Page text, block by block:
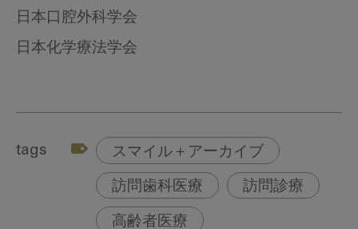
日本口腔外科学会
日本化学療法学会
tags スマイル＋アーカイブ
訪問歯科医療 訪問診療
高齢者医療